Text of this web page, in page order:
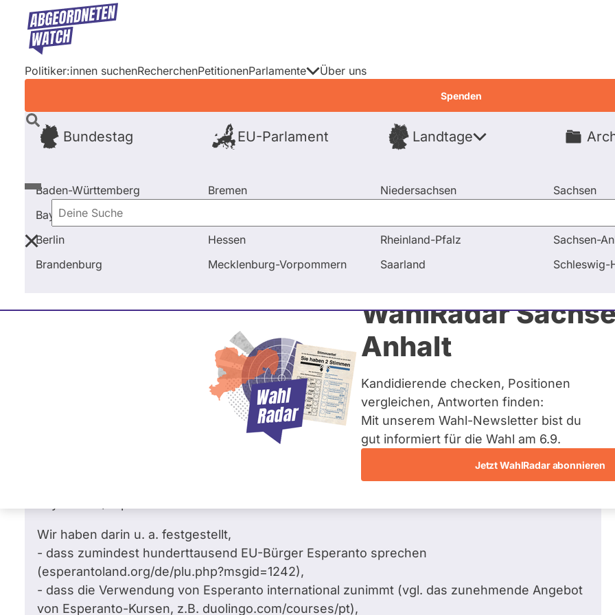
Direkt
Inhalt
Politiker:innen suchenRecherchenPetitionenParlamente
Bundestag EU-Parlament Landtage
Baden-Württemberg
Bayern
Berlin
Brandenburg
Bremen
Hessen
Mecklenburg-Vorpommern
Niedersachsen
Rheinland-Pfalz
Saarland
Sachsen
Sachsen-
Schleswig-
Über uns
Spenden
Deine
Suche
WahlRadar
Anhalt
Kandidierende checken, Positionen
vergleichen, Antworten finden:
Mit unserem Wahl-Newsletter bist du
gut informiert für die Wahl am 6.9.
Jetzt WahlRadar abonnieren
Startseite Frage stellen Ulrike Müller Fragen und Antworten Frage an Ulrike Müller bezüglich
Ulrike Müller
Fragen beantwortet
Zum
Louis F. v.
bezüglich Wissenschaft, Forschung und
Der Verein EsperantoLand e. V. hat im Jahr 2015 seine Vorstellungen zur internationalen
Sprache "Esperanto in der Europäischen Union" dargelegt.
Wir haben darin u. a. festgestellt,
- dass zumindest hunderttausend EU-Bürger Esperanto sprechen
(esperantoland.org/de/plu.php?msgid=1242),
- dass die Verwendung von Esperanto international zunimmt (vgl. das zunehmende Angebot
von Esperanto-Kursen, z.B. duolingo.com/courses/pt),